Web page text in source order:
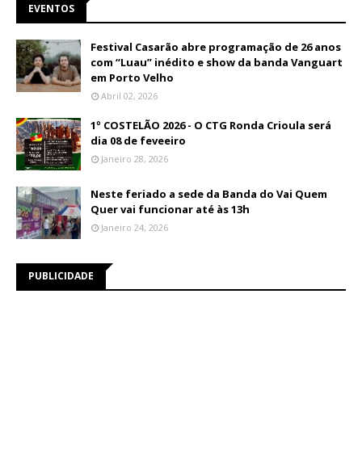
EVENTOS
Festival Casarão abre programação de 26 anos
com “Luau” inédito e show da banda Vanguart
em Porto Velho
Abril 02, 2026
1º COSTELÃO 2026 - O CTG Ronda Crioula será
dia 08 de feveeiro
Janeiro 28, 2026
Neste feriado a sede da Banda do Vai Quem
Quer vai funcionar até às 13h
Janeiro 24, 2026
PUBLICIDADE